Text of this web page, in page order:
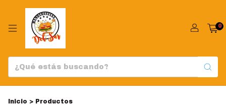
0
Inicio > Productos